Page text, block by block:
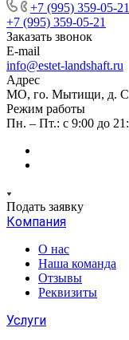
+7 (995) 359-05-21
+7 (995) 359-05-21
Заказать звонок
E-mail
info@estet-landshaft.ru
Адрес
МО, го. Мытищи, д.
Режим работы
Пн. – Пт.: с 9:00 до
Подать заявку
Компания
О нас
Наша команда
Отзывы
Реквизиты
Услуги